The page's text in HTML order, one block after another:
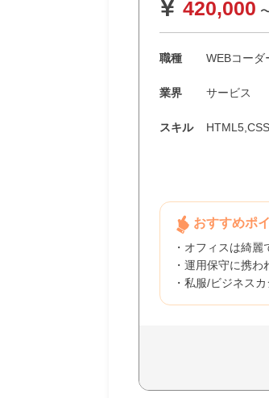
420,000
職種 WEBコーダ
業界 サービス
スキル
おすすめポ
・オフィスは綺
・運用保守に携わ
・私服/ビジネス